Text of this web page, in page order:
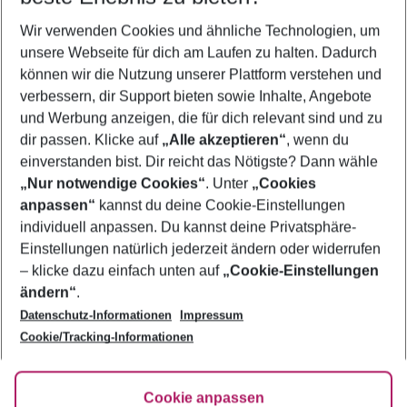
2 Erwachsene Keine Kinder
Mehr Filter anzeigen
Footer
Footer navigation
Über uns
AGB
Bestpreisgarantie
Cookie-Einstellungen ändern
Cookie-Richtlinie
Agenturbetreuung
Barrierefreies Reisen
FAQ
HanseMerkur Reiseversicherung
Folge uns
Wir verwenden Cookies und ähnliche Technologien, um
unsere Webseite für dich am Laufen zu halten. Dadurch
können wir die Nutzung unserer Plattform verstehen und
verbessern, dir Support bieten sowie Inhalte, Angebote
und Werbung anzeigen, die für dich relevant sind und zu
dir passen. Klicke auf „Alle akzeptieren“, wenn du
einverstanden bist. Dir reicht das Nötigste? Dann wähle
„Nur notwendige Cookies“. Unter „Cookies
anpassen“ kannst du deine Cookie-Einstellungen
individuell anpassen. Du kannst deine Privatsphäre-
Einstellungen natürlich jederzeit ändern oder widerrufen
– klicke dazu einfach unten auf „Cookie-Einstellungen
ändern“.
Datenschutz-Informationen
Impressum
Cookie/Tracking-Informationen
Cookie anpassen